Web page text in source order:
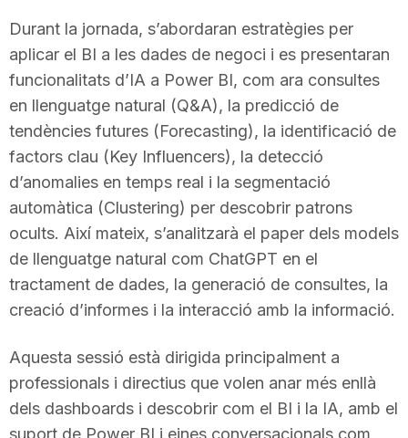
n
Durant la jornada, s’abordaran estratègies per
aplicar el BI a les dades de negoci i es presentaran
funcionalitats d’IA a Power BI, com ara consultes
en llenguatge natural (Q&A), la predicció de
tendències futures (Forecasting), la identificació de
factors clau (Key Influencers), la detecció
d’anomalies en temps real i la segmentació
automàtica (Clustering) per descobrir patrons
ocults. Així mateix, s’analitzarà el paper dels models
de llenguatge natural com ChatGPT en el
tractament de dades, la generació de consultes, la
creació d’informes i la interacció amb la informació.
Aquesta sessió està dirigida principalment a
professionals i directius que volen anar més enllà
dels dashboards i descobrir com el BI i la IA, amb el